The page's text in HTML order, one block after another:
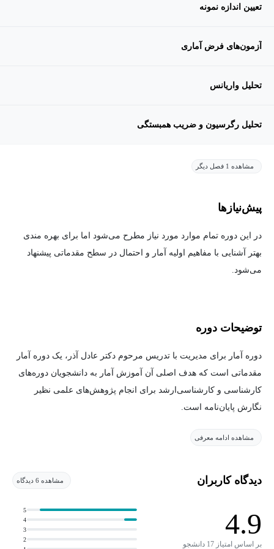
تعیین اندازه نمونه
آزمون‌های فرض آماری
تحلیل واریانس
تحلیل رگرسیون و ضریب همبستگی
مشاهده 1 فصل دیگر
پیش‌نیاز‌ها
در این دوره تمام موارد مورد نیاز مطرح می‌شود اما برای بهره مندی
بهتر آشنایی با مفاهیم اولیه آمار و احتمال در سطح مقدماتی پیشنهاد
می‌شود.
توضیحات دوره
دوره آمار برای مدیریت با تدریس مرحوم دکتر عادل آذر، یک دوره آمار
مقدماتی است که هدف اصلی آن آموزش آمار به دانشجویان دوره‌های
کارشناسی و کارشناسی‌ارشد برای انجام پژوهش‌های علمی نظیر
نگارش پایان‌نامه است.
این دوره از معرفی انواع آمار آغاز شده و سپس به مباحث مختلف آمار
تعیین اندازه نمونه، آزمون‌های فرض آماری، تحلیل واریانس، تحلیل
رگرسیون و در نهایت آمار ناپارامتریک می‌پردازد.
مرحوم عادل آذر که خود در دوره‌ای مدیر مرکز آمار ایران نیز بوده
است در سرتاسر دوره، با ذکر مثال و حل مسئله و اثبات قضایا، فهم
مشاهده ادامه معرفی
دیدگاه کاربران مشاهده 6 دیدگاه
4.9
بر اساس امتیاز 17 دانشجو 2
3
4
5